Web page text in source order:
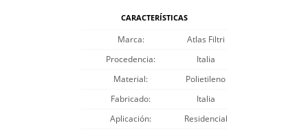
CARACTERÍSTICAS
Marca
Atlas Filtri
Procedencia
Italia
Material
Polietileno
Fabricado
Italia
Aplicación
Residencial